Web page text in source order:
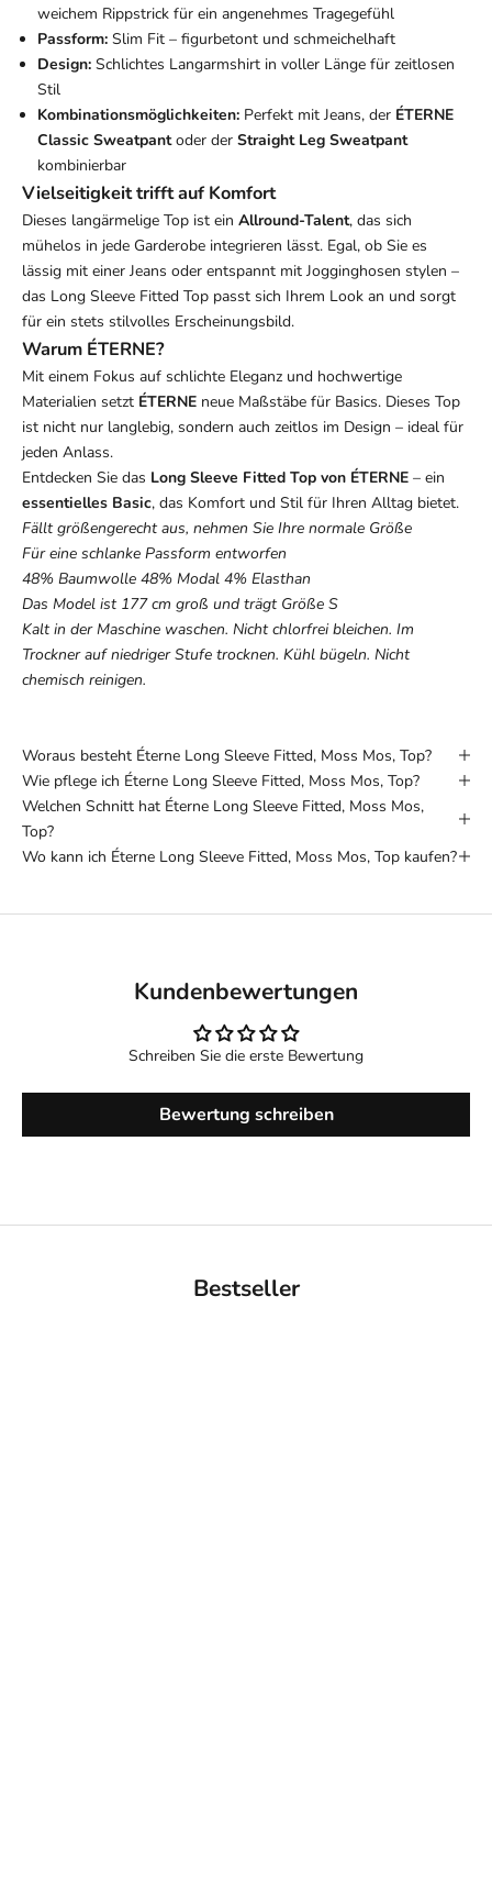
weichem Rippstrick für ein angenehmes Tragegefühl
Passform: Slim Fit – figurbetont und schmeichelhaft
Design: Schlichtes Langarmshirt in voller Länge für zeitlosen
Stil
Kombinationsmöglichkeiten: Perfekt mit Jeans, der ÉTERNE
Classic Sweatpantoder der Straight Leg Sweatpant
kombinierbar
Vielseitigkeit trifft auf Komfort
Dieses langärmelige Top ist ein Allround-Talent, das sich
mühelos in jede Garderobe integrieren lässt. Egal, ob Sie es
lässig mit einer Jeans oder entspannt mit Jogginghosen stylen –
das Long Sleeve Fitted Top passt sich Ihrem Look an und sorgt
für ein stets stilvolles Erscheinungsbild.
Warum ÉTERNE?
Mit einem Fokus auf schlichte Eleganz und hochwertige
Materialien setzt ÉTERNE neue Maßstäbe für Basics. Dieses Top
ist nicht nur langlebig, sondern auch zeitlos im Design – ideal für
jeden Anlass.
Entdecken Sie das Long Sleeve Fitted Top von ÉTERNE – ein
essentielles Basic, das Komfort und Stil für Ihren Alltag bietet.
Fällt größengerecht aus, nehmen Sie Ihre normale Größe
Für eine schlanke Passform entworfen
48% Baumwolle 48% Modal 4% Elasthan
Das Model ist 177 cm groß und trägt Größe S
Kalt in der Maschine waschen. Nicht chlorfrei bleichen. Im
Trockner auf niedriger Stufe trocknen. Kühl bügeln. Nicht
chemisch reinigen.
Woraus besteht Éterne Long Sleeve Fitted, Moss Mos, Top?
Wie pflege ich Éterne Long Sleeve Fitted, Moss Mos, Top?
Welchen Schnitt hat Éterne Long Sleeve Fitted, Moss Mos,
Top?
Wo kann ich Éterne Long Sleeve Fitted, Moss Mos, Top kaufen?
Kundenbewertungen
Schreiben Sie die erste Bewertung
Bewertung schreiben
Bestseller